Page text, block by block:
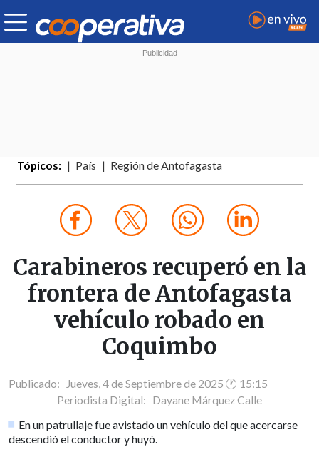
Tópicos: País Región de Antofagasta
Carabineros recuperó en la
frontera de Antofagasta
vehículo robado en
Coquimbo
Publicado: Jueves, 4 de Septiembre de 2025 🕐 15:15
Periodista Digital:
Dayane Márquez Calle
En un patrullaje fue avistado un vehículo del que acercarse
descendió el conductor y huyó.